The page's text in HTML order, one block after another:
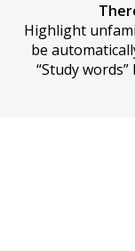
Highlight
be
“Study